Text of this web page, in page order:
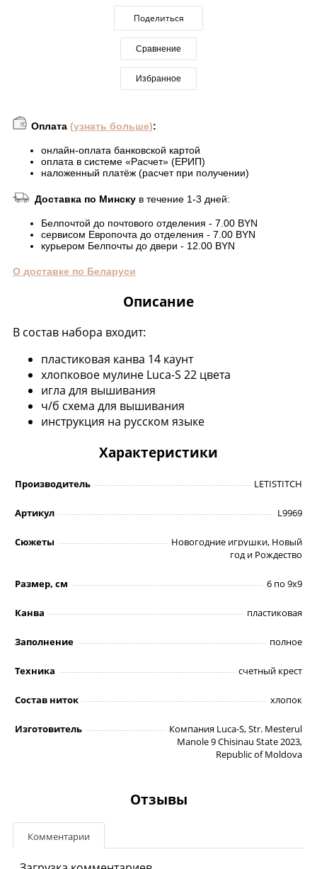
Поделиться
Сравнение
Избранное
Оплата (узнать больше):
онлайн-оплата банковской картой
оплата в системе «Расчет» (ЕРИП)
наложенный платёж (расчет при получении)
Доставка по Минску в течение 1-3 дней:
Белпочтой до почтового отделения - 7.00 BYN
сервисом Европочта до отделения - 7.00 BYN
курьером Белпочты до двери - 12.00 BYN
О доставке по Беларуси
Описание
В состав набора входит:
пластиковая канва 14 каунт
хлопковое мулине Luca-S 22 цвета
игла для вышивания
ч/б схема для вышивания
инструкция на русском языке
Характеристики
Производитель LETISTITCH
Артикул L9969
Сюжеты
Новогодние игрушки, Новый
год и Рождество
Размер, см 6 по 9х9
Канва пластиковая
Заполнение полное
Техника счетный крест
Состав ниток хлопок
Изготовитель
Компания Luca-S, Str. Mesterul
Manole 9 Chisinau State 2023,
Republic of Moldova
Отзывы
Комментарии